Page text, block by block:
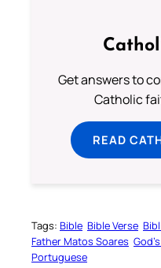
Get answers to
Catholic
READ
Tags: Bible Bible Verse
Father Matos Soares
Portuguese